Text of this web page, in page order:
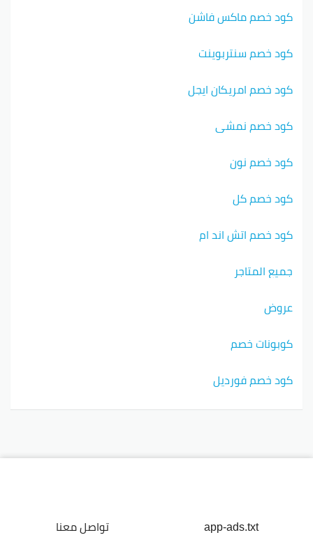
كود خصم ماكس فاشن
كود خصم سنتربوينت
كود خصم امريكان ايجل
كود خصم نمشي
كود خصم نون
كود خصم كل
كود خصم اتش اند ام
جميع المتاجر
عروض
كوبونات خصم
كود خصم فورديل
app-ads.txt تواصل معنا